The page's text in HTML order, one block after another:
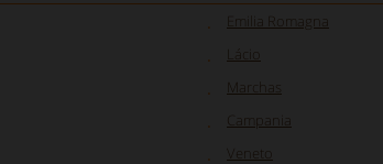
Emilia Romagna
Lácio
Marchas
Campania
Veneto